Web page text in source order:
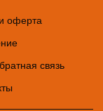
оферта
связь